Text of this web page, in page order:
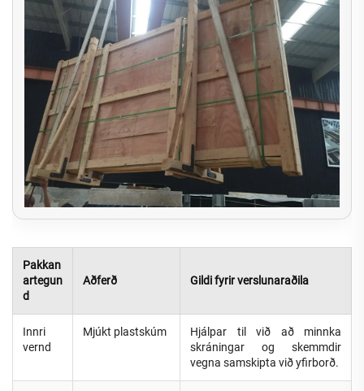
Pakkan
artegun
d
Aðferð Gildi fyrir verslunaraðila
Innri
vernd
Mjúkt plastskúm
Hjálpar til við að minnka
skráningar og skemmdir
vegna samskipta við yfirborð.